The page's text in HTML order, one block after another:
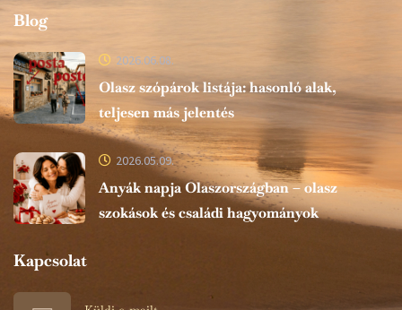
Blog
2026.06.08.
Olasz szópárok listája: hasonló alak,
teljesen más jelentés
2026.05.09.
Anyák napja Olaszországban – olasz
szokások és családi hagyományok
Kapcsolat